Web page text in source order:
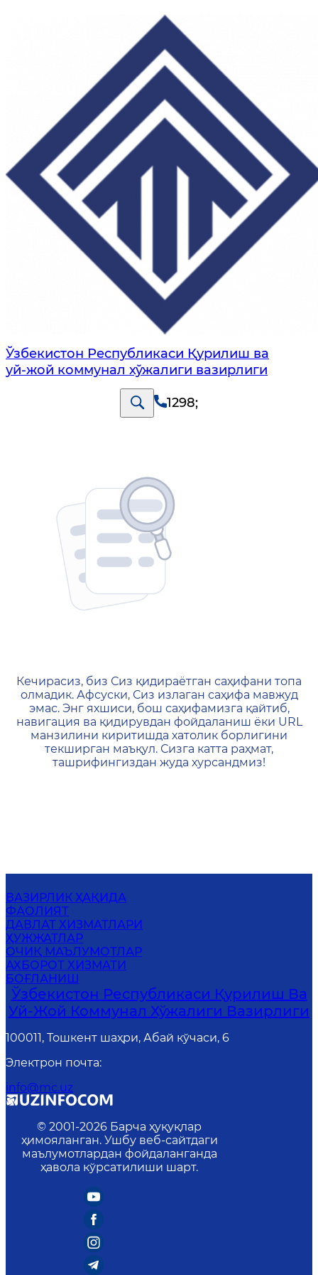
Ўзбекистон Республикаси Қурилиш ва
уй-жой коммунал хўжалиги вазирлиги
1298;
404 — Страница не
Кечирасиз, биз Сиз қидираётган саҳифани топа
олмадик. Афсуски, Сиз излаган саҳифа мавжуд
эмас. Энг яхшиси, бош саҳифамизга қайтиб,
навигация ва қидирувдан фойдаланиш ёки URL
манзилини киритишда хатолик борлигини
текширган маъқул. Сизга катта раҳмат,
ташрифингиздан жуда хурсандмиз!
ВАЗИРЛИК ҲАҚИДА
ФАОЛИЯТ
ДАВЛАТ ХИЗМАТЛАРИ
ҲУЖЖАТЛАР
ОЧИҚ МАЪЛУМОТЛАР
АХБОРОТ ХИЗМАТИ
БОҒЛАНИШ
Ўзбекистон Республикаси Қурилиш Ва
Уй-Жой Коммунал Хўжалиги Вазирлиги
100011, Тошкент шаҳри, Абай кўчаси, 6
Электрон почта:
info@mc.uz
© 2001-2026 Барча ҳуқуқлар
ҳимояланган. Ушбу веб-сайтдаги
маълумотлардан фойдаланганда
ҳавола кўрсатилиши шарт.